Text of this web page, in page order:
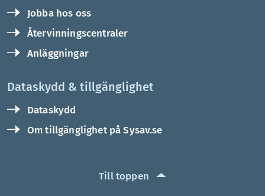
Jobba hos oss
Återvinningscentraler
Anläggningar
Dataskydd & tillgänglighet
Dataskydd
Om tillgänglighet på Sysav.se
Till toppen